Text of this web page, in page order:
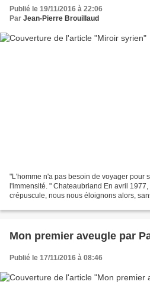
Publié le 19/11/2016 à 22:06
Par Jean-Pierre Brouillaud
"L'homme n'a pas besoin de voyager pour
l'immensité. " Chateaubriand En avril
crépuscule, nous nous éloignons alors,
Mon premier aveugle par
Publié le 17/11/2016 à 08:46